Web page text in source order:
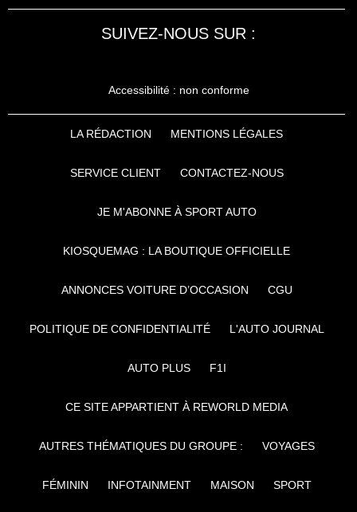
SUIVEZ-NOUS SUR :
Accessibilité : non conforme
LA RÉDACTION MENTIONS LÉGALES
SERVICE CLIENT CONTACTEZ-NOUS
JE M'ABONNE À SPORT AUTO
KIOSQUEMAG : LA BOUTIQUE OFFICIELLE
ANNONCES VOITURE D’OCCASION CGU
POLITIQUE DE CONFIDENTIALITÉ L'AUTO JOURNAL
AUTO PLUS F1I
CE SITE APPARTIENT À REWORLD MEDIA
AUTRES THÉMATIQUES DU GROUPE : VOYAGES
FÉMININ INFOTAINMENT MAISON SPORT